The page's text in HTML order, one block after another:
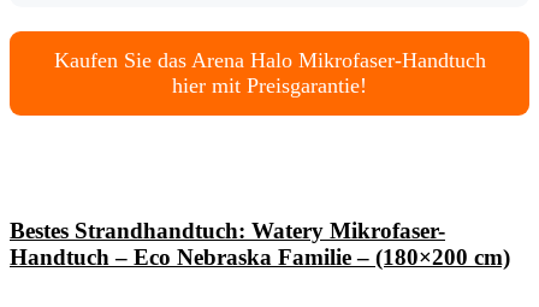
Kaufen Sie das Arena Halo Mikrofaser-Handtuch
hier mit Preisgarantie!
Bestes Strandhandtuch: Watery Mikrofaser-
Handtuch – Eco Nebraska Familie – (180×200 cm)